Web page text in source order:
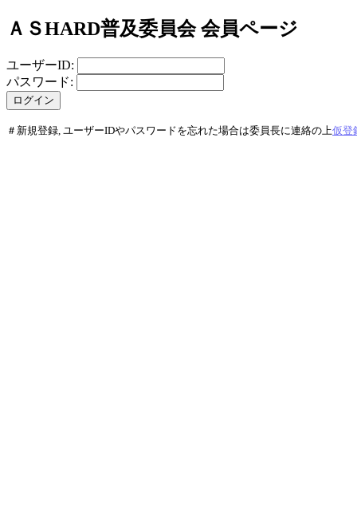
ＡＳHARD普及委員会 会員ページ
ユーザーID:
パスワード:
＃新規登録, ユーザーIDやパスワードを忘れた場合は委員長に連絡の上仮登